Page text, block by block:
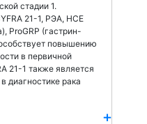
стадии 1.
21-1, РЭА, НСЕ
ProGRP (гастрин-
повышению
в первичной
21-1 также является
диагностике рака